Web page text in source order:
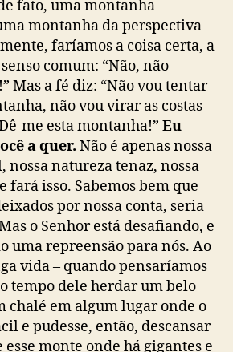
fato, uma montanha
montanha da perspectiva
faríamos a coisa certa, a
comum: “Não, não
Mas a fé diz: “Não vou tentar
não vou virar as costas
me esta montanha!” Eu
a quer. Não é apenas nossa
nossa natureza tenaz, nossa
fará isso. Sabemos bem que
por nossa conta, seria
o Senhor está desafiando, e
uma repreensão para nós. Ao
vida – quando pensaríamos
tempo dele herdar um belo
chalé em algum lugar onde o
e pudesse, então, descansar
esse monte onde há gigantes e